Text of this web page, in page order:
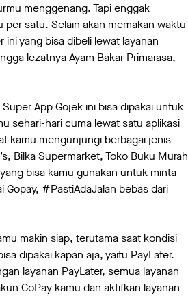
menggenang. Tapi enggak
satu. Selain akan memakan waktu
yang bisa dibeli lewat layanan
lezatnya Ayam Bakar Primarasa,
App Gojek ini bisa dipakai untuk
sehari-hari cuma lewat satu aplikasi
kamu mengunjungi berbagai jenis
Bilka Supermarket, Toko Buku Murah
bisa kamu gunakan untuk minta
Gopay, #PastiAdaJalan bebas dari
makin siap, terutama saat kondisi
dipakai kapan aja, yaitu PayLater.
layanan PayLater, semua layanan
GoPay kamu dan aktifkan layanan